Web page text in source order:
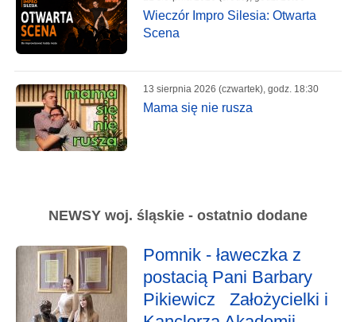
Wieczór Impro Silesia: Otwarta
Scena
13 sierpnia 2026 (czwartek), godz. 18:30
Mama się nie rusza
NEWSY woj. śląskie - ostatnio dodane
Pomnik - ławeczka z
postacią Pani Barbary
Pikiewicz Założycielki i